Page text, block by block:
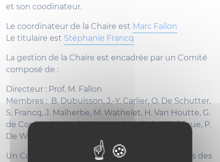
et son coodinateur.
Le coordinateur de la Chaire est Marc Fallon
Le titulaire est Stéphanie Francq
La gestion de la Chaire est encadrée par un Comité
composé de :
Directeur : Prof. M. Fallon
Membres : B. Dubuisson, J.-Y. Carlier, O. De Schutter,
S. Francq, J. Malherbe, M. Wathelet, H. Van Houtte, G.
de Cordes, C. van der Vaeren, G.-A. Dal, L. Defalque, P.
De Wolf, C. Steyaert et J. Vandeveld.
Un Comité scientifique, veillant aux orientations des